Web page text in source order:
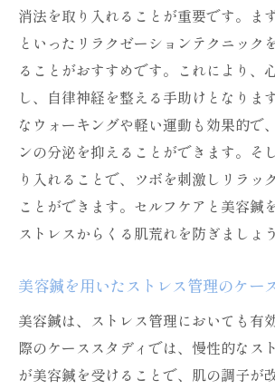
消法を取り入れることが重要です。ま
といったリラクゼーションテクニック
ることがおすすめです。これにより、
し、自律神経を整える手助けとなりま
なウォーキングや軽い運動も効果的で
ンの分泌を抑えることができます。そ
り入れることで、ツボを刺激しリラッ
ことができます。セルフケアと美容鍼
ストレスからくる肌荒れを防ぎましょう
美容鍼を用いたストレス管理のケー
美容鍼は、ストレス管理においても有
際のケーススタディでは、慢性的なス
が美容鍼を受けることで、肌の調子が